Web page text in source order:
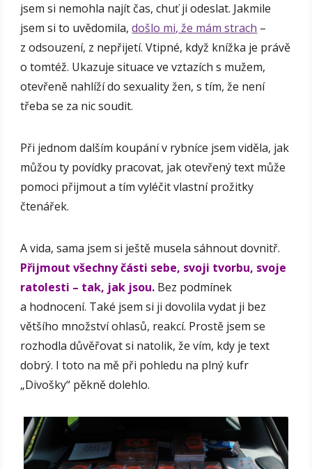
jsem si nemohla najít čas, chuť ji odeslat. Jakmile
jsem si to uvědomila,došlo mi, že mám strach –
z odsouzení, z nepřijetí. Vtipné, když knížka je právě
o tomtéž. Ukazuje situace ve vztazích s mužem,
otevřeně nahlíží do sexuality žen, s tím, že není
třeba se za nic soudit.
Při jednom dalším koupání v rybníce jsem viděla, jak
můžou ty povídky pracovat, jak otevřený text může
pomoci přijmout a tím vyléčit vlastní prožitky
čtenářek.
A vida, sama jsem si ještě musela sáhnout dovnitř.
Přijmout všechny části sebe, svoji tvorbu, svoje
ratolesti – tak, jak jsou. Bez podmínek
a hodnocení. Také jsem si ji dovolila vydat ji bez
většího množství ohlasů, reakcí. Prostě jsem se
rozhodla důvěřovat si natolik, že vím, kdy je text
dobrý. I toto na mě při pohledu na plný kufr
„Divošky“ pěkně dolehlo.